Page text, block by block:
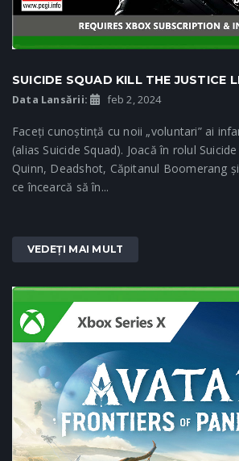
SUICIDE SQUAD KILL THE JUSTICE
Data Lansării: feb 2, 2024
Faceți cunoștință cu noii „voluntari” ai
(alias Suicide Squad). Joacă în rolul
Quinn, Deadshot, Căpitanul Boomerang
ce încearcă să în...
VEDEȚI MAI MULT